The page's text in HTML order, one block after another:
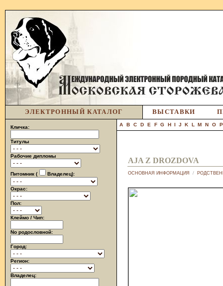
ЭЛЕКТРОННЫЙ КАТАЛОГ ВЫСТАВКИ
Кличка:
Титулы
Рабочие дипломы
Питомник ( Владелец):
Окрас:
Пол:
Клеймо / Чип:
No родословной:
Город:
Регион:
Владелец:
A B C D E F G H I J K L M N O P
AJA Z DROZDOVA
ОСНОВНАЯ ИНФОРМАЦИЯ /